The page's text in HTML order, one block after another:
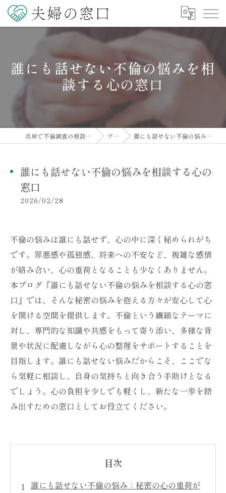
誰にも話せない不倫の悩みを相
談する心の窓口
兵庫で不倫調査の相談なら夫婦の窓口 ブログ 誰にも話せない不倫の悩みを相談する心の窓口
誰にも話せない不倫の悩みを相談する心の
窓口
2026/02/28
不倫の悩みは誰にも話せず、心の中に深く秘められがち
です。罪悪感や孤独感、将来への不安など、複雑な感情
が絡み合い、心の重荷となることも少なくありません。
本ブログ『誰にも話せない不倫の悩みを相談する心の窓
口』では、そんな秘密の悩みを抱える方々が安心して心
を開ける空間を提供します。不倫という繊細なテーマに
対し、専門的な知識や共感をもって寄り添い、多様な背
景や状況に配慮しながら心の整理をサポートすることを
目指します。誰にも話せない悩みだからこそ、ここでな
ら気軽に相談し、自身の気持ちと向き合う手助けとなる
でしょう。心の負担を少しでも軽くし、新たな一歩を踏
み出すための窓口としてお役立てください。
目次
誰にも話せない不倫の悩み：秘密の心の重荷が